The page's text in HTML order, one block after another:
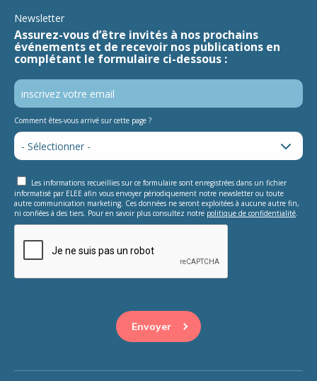
Newsletter
Assurez-vous d’être invités à nos prochains
événements et de recevoir nos publications en
complétant le formulaire ci-dessous :
Comment êtes-vous arrivé sur cette page ?
Les informations recueillies sur ce formulaire sont enregistrées dans un fichier
informatisé par ELEE afin vous envoyer périodiquement notre newsletter ou toute
autre communication marketing. Ces données ne seront exploitées à aucune autre fin,
ni confiées à des tiers. Pour en savoir plus consultez notre politique de confidentialité.